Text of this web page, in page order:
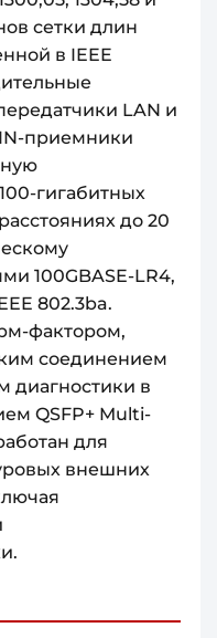
сетки длин
в IEEE
LAN и
приемники
гигабитных
до 20
100GBASE-LR4,
802.3ba.
фактором,
соединением
диагностики в
QSFP+ Multi-
для
внешних